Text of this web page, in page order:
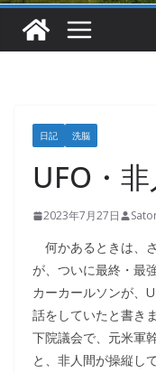
日記 洗脳
UFO・
2023年7月27日
何かあるときは、
が、ついに最終・最
カーカールソンが、
話をしていたと書き
下院議会で、元米軍
と、非人間が操縦し